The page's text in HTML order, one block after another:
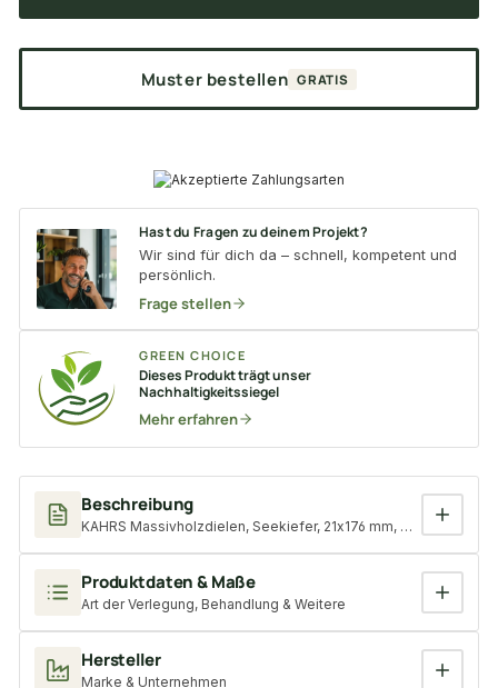
Beschreibung
KAHRS Massivholzdielen, Seekiefer, 21x176 mm, Natur, weiß
Produktdaten & Maße
Art der Verlegung, Behandlung & Weitere
Hersteller
Marke & Unternehmen
Muster bestellen GRATIS
Hast du Fragen zu deinem Projekt?
Wir sind für dich da – schnell, kompetent und
persönlich.
Frage stellen
GREEN CHOICE
Dieses Produkt trägt unser
Nachhaltigkeitssiegel
Mehr erfahren